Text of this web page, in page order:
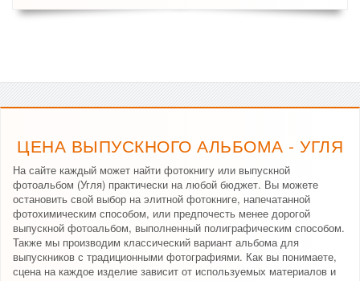
ЦЕНА ВЫПУСКНОГО АЛЬБОМА - УГЛЯ
На сайте каждый может найти фотокнигу или выпускной
фотоальбом (Угля) практически на любой бюджет. Вы можете
остановить свой выбор на элитной фотокниге, напечатанной
фотохимическим способом, или предпочесть менее дорогой
выпускной фотоальбом, выполненный полиграфическим способом.
Также мы производим классический вариант альбома для
выпускников с традиционными фотографиями. Как вы понимаете,
сцена на каждое изделие зависит от используемых материалов и